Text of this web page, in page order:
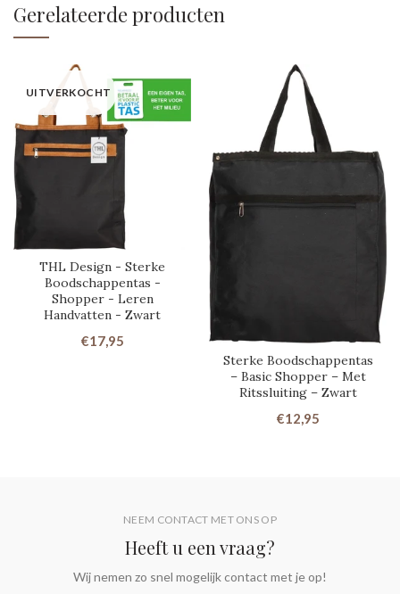
Gerelateerde producten
UITVERKOCHT
THL Design - Sterke
Boodschappentas -
Shopper - Leren
Handvatten - Zwart
€17,95
Sterke Boodschappentas
– Basic Shopper – Met
Ritssluiting – Zwart
€12,95
NEEM CONTACT MET ONS OP
Heeft u een vraag?
Wij nemen zo snel mogelijk contact met je op!